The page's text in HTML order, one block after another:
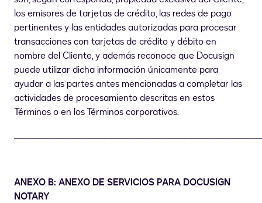
los emisores de tarjetas de crédito, las redes de pago
pertinentes y las entidades autorizadas para procesar
transacciones con tarjetas de crédito y débito en
nombre del Cliente, y además reconoce que Docusign
puede utilizar dicha información únicamente para
ayudar a las partes antes mencionadas a completar las
actividades de procesamiento descritas en estos
Términos o en los Términos corporativos.
ANEXO B: ANEXO DE SERVICIOS PARA DOCUSIGN
NOTARY